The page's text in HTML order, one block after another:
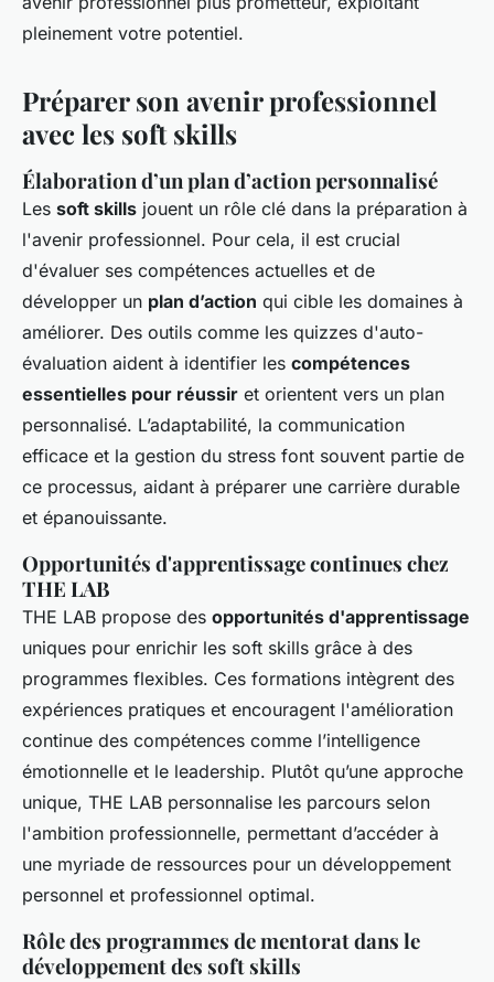
pleinement votre potentiel.
Préparer son avenir professionnel
avec les soft skills
Élaboration d’un plan d’action personnalisé
Les soft skills jouent un rôle clé dans la préparation à
l'avenir professionnel. Pour cela, il est crucial
d'évaluer ses compétences actuelles et de
développer un plan d’action qui cible les domaines à
améliorer. Des outils comme les quizzes d'auto-
évaluation aident à identifier les compétences
essentielles pour réussir et orientent vers un plan
personnalisé. L’adaptabilité, la communication
efficace et la gestion du stress font souvent partie de
ce processus, aidant à préparer une carrière durable
et épanouissante.
Opportunités d'apprentissage continues chez
THE LAB
THE LAB propose des opportunités d'apprentissage
uniques pour enrichir les soft skills grâce à des
programmes flexibles. Ces formations intègrent des
expériences pratiques et encouragent l'amélioration
continue des compétences comme l’intelligence
émotionnelle et le leadership. Plutôt qu’une approche
unique, THE LAB personnalise les parcours selon
l'ambition professionnelle, permettant d’accéder à
une myriade de ressources pour un développement
personnel et professionnel optimal.
Rôle des programmes de mentorat dans le
développement des soft skills